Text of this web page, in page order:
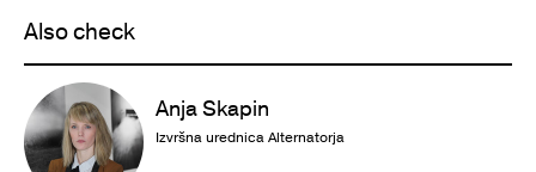
Also check
Anja Skapin
Izvršna urednica Alternatorja